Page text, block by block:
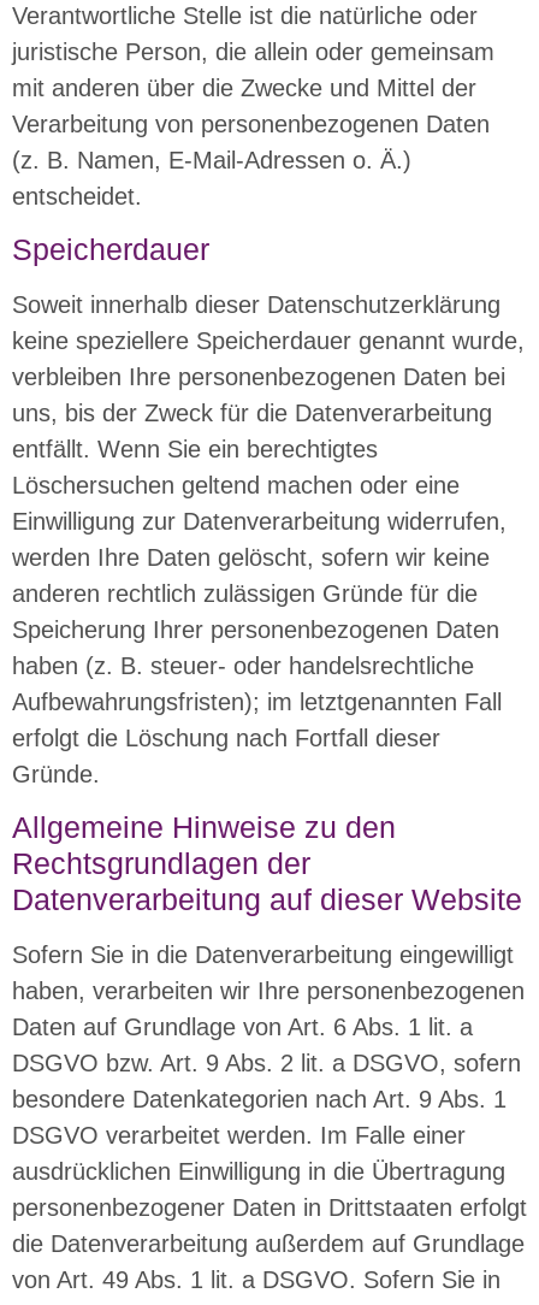
Verantwortliche Stelle ist die natürliche oder
juristische Person, die allein oder gemeinsam
mit anderen über die Zwecke und Mittel der
Verarbeitung von personenbezogenen Daten
(z. B. Namen, E-Mail-Adressen o. Ä.)
entscheidet.
Speicherdauer
Soweit innerhalb dieser Datenschutzerklärung
keine speziellere Speicherdauer genannt wurde,
verbleiben Ihre personenbezogenen Daten bei
uns, bis der Zweck für die Datenverarbeitung
entfällt. Wenn Sie ein berechtigtes
Löschersuchen geltend machen oder eine
Einwilligung zur Datenverarbeitung widerrufen,
werden Ihre Daten gelöscht, sofern wir keine
anderen rechtlich zulässigen Gründe für die
Speicherung Ihrer personenbezogenen Daten
haben (z. B. steuer- oder handelsrechtliche
Aufbewahrungsfristen); im letztgenannten Fall
erfolgt die Löschung nach Fortfall dieser
Gründe.
Allgemeine Hinweise zu den
Rechtsgrundlagen der
Datenverarbeitung auf dieser Website
Sofern Sie in die Datenverarbeitung eingewilligt
haben, verarbeiten wir Ihre personenbezogenen
Daten auf Grundlage von Art. 6 Abs. 1 lit. a
DSGVO bzw. Art. 9 Abs. 2 lit. a DSGVO, sofern
besondere Datenkategorien nach Art. 9 Abs. 1
DSGVO verarbeitet werden. Im Falle einer
ausdrücklichen Einwilligung in die Übertragung
personenbezogener Daten in Drittstaaten erfolgt
die Datenverarbeitung außerdem auf Grundlage
von Art. 49 Abs. 1 lit. a DSGVO. Sofern Sie in